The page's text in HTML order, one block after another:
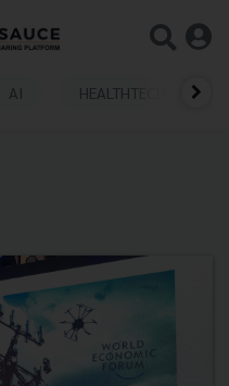
AI HEALTHTECH